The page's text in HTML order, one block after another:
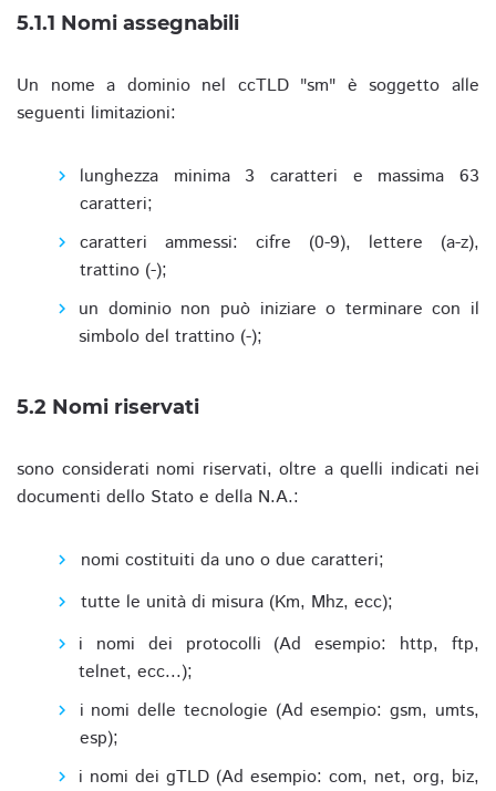
5.1.1 Nomi assegnabili
Un nome a dominio nel ccTLD "sm" è soggetto alle
seguenti limitazioni:
lunghezza minima 3 caratteri e massima 63
caratteri;
caratteri ammessi: cifre (0-9), lettere (a-z),
trattino (-);
un dominio non può iniziare o terminare con il
simbolo del trattino (-);
5.2 Nomi riservati
sono considerati nomi riservati, oltre a quelli indicati nei
documenti dello Stato e della N.A.:
nomi costituiti da uno o due caratteri;
tutte le unità di misura (Km, Mhz, ecc);
i nomi dei protocolli (Ad esempio: http, ftp,
telnet, ecc...);
i nomi delle tecnologie (Ad esempio: gsm, umts,
esp);
i nomi dei gTLD (Ad esempio: com, net, org, biz,